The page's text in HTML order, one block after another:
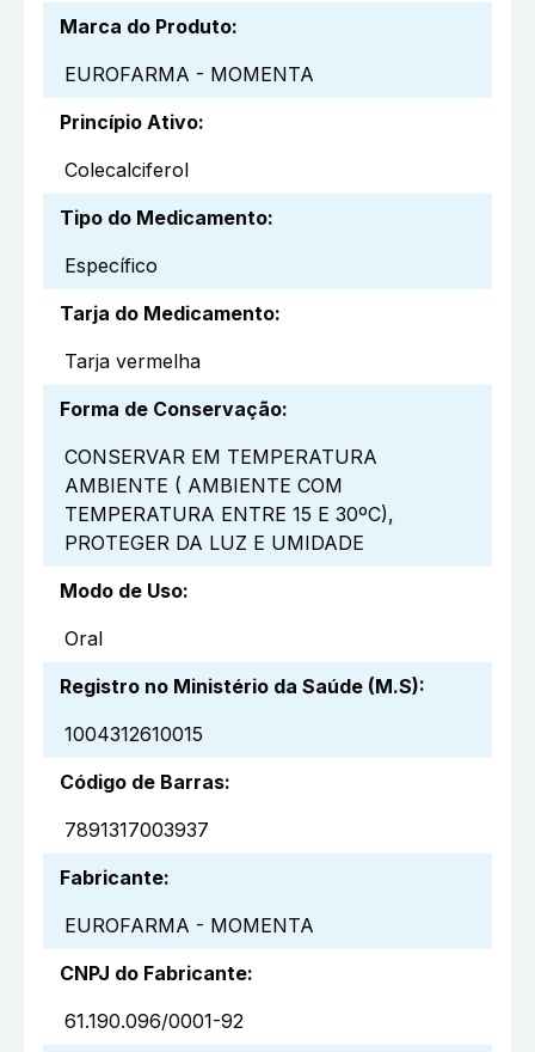
Marca do Produto:
EUROFARMA - MOMENTA
Princípio Ativo:
Colecalciferol
Tipo do Medicamento:
Específico
Tarja do Medicamento:
Tarja vermelha
Forma de Conservação:
CONSERVAR EM TEMPERATURA
AMBIENTE ( AMBIENTE COM
TEMPERATURA ENTRE 15 E 30ºC),
PROTEGER DA LUZ E UMIDADE
Modo de Uso:
Oral
Registro no Ministério da Saúde (M.S):
1004312610015
Código de Barras:
7891317003937
Fabricante:
EUROFARMA - MOMENTA
CNPJ do Fabricante:
61.190.096/0001-92